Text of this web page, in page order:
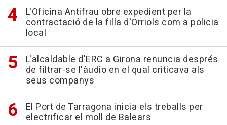
L'Oficina Antifrau obre expedient per la
contractació de la filla d'Orriols com a policia
local
L'alcaldable d'ERC a Girona renuncia després
de filtrar-se l'àudio en el qual criticava als
seus companys
El Port de Tarragona inicia els treballs per
electrificar el moll de Balears